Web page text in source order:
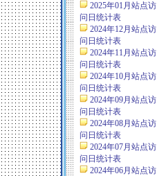
2025年01月站点访
问日统计表
2024年12月站点访
问日统计表
2024年11月站点访
问日统计表
2024年10月站点访
问日统计表
2024年09月站点访
问日统计表
2024年08月站点访
问日统计表
2024年07月站点访
问日统计表
2024年06月站点访